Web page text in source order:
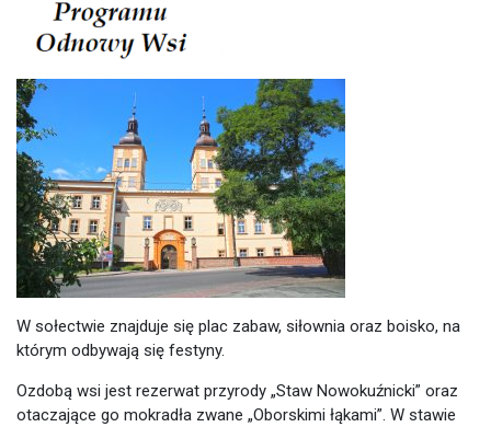
W sołectwie znajduje się plac zabaw, siłownia oraz boisko, na
którym odbywają się festyny.
Ozdobą wsi jest rezerwat przyrody „Staw Nowokuźnicki” oraz
otaczające go mokradła zwane „Oborskimi łąkami”. W stawie